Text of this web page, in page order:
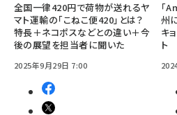
全国一律420円で荷物が送れるヤ
マト運輸の「こねこ便420」とは？
特長＋ネコポスなどとの違い＋今
後の展望を担当者に聞いた
2025年9月29日 7:00
「
州
キ
ト